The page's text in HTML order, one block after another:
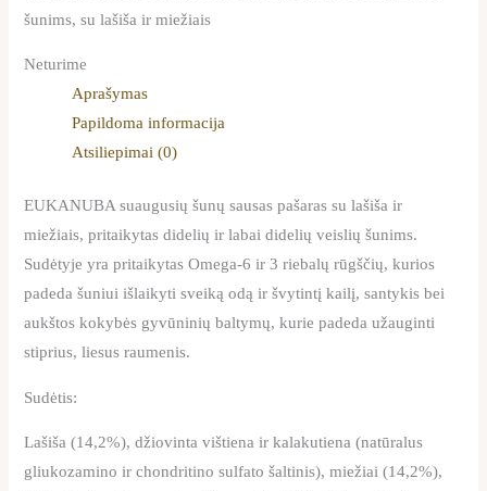
šunims, su lašiša ir miežiais
Neturime
Aprašymas
Papildoma informacija
Atsiliepimai (0)
EUKANUBA suaugusių šunų sausas pašaras su lašiša ir
miežiais, pritaikytas didelių ir labai didelių veislių šunims.
Sudėtyje yra pritaikytas Omega-6 ir 3 riebalų rūgščių, kurios
padeda šuniui išlaikyti sveiką odą ir švytintį kailį, santykis bei
aukštos kokybės gyvūninių baltymų, kurie padeda užauginti
stiprius, liesus raumenis.
Sudėtis:
Lašiša (14,2%), džiovinta vištiena ir kalakutiena (natūralus
gliukozamino ir chondritino sulfato šaltinis), miežiai (14,2%),